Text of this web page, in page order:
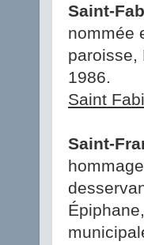
Saint-
nommée
paroisse,
1986.
Saint
Saint-